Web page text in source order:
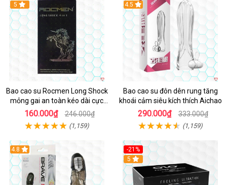
Hot
5
Bao cao su Rocmen Long Shock
mỏng gai an toàn kéo dài cực
khoái hộp 12
160.000₫ 246.000₫
(1,159)
4.5
Bao cao su đôn dên rung tăng
khoái cảm siêu kích thích Aichao
290.000₫ 333.000₫
(1,159)
4.8
-21%
Hot
5